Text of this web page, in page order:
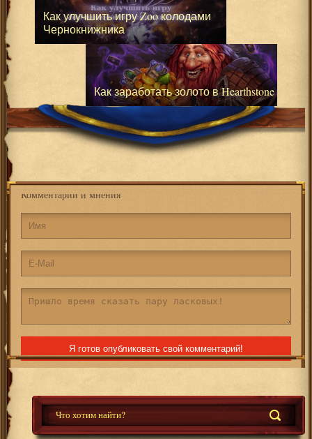
Как улучшить игру Zoo колодами
Чернокнижника
Как заработать золото в Hearthstone
Комментарии и мнения